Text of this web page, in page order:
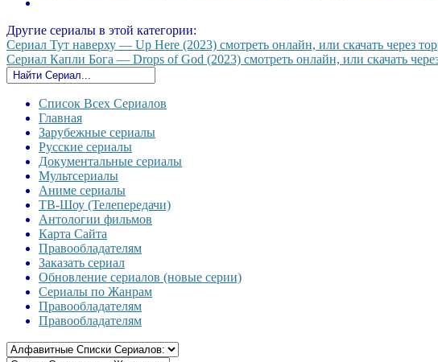
Другие сериалы в этой категории:
Сериал Тут наверху — Up Here (2023) смотреть онлайн, или скачать через
Сериал Капли Бога — Drops of God (2023) смотреть онлайн, или скачать
Список Всех Сериалов
Главная
Зарубежные сериалы
Русские сериалы
Документальные сериалы
Мультсериалы
Аниме сериалы
ТВ-Шоу (Телепередачи)
Антологии фильмов
Карта Сайта
Правообладателям
Заказать сериал
Обновление сериалов (новые серии)
Сериалы по Жанрам
Правообладателям
Правообладателям